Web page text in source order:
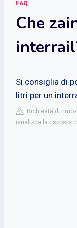
FAQ
Che
Si consiglia di
litri per un
Richiesta di
isualizza la risposta